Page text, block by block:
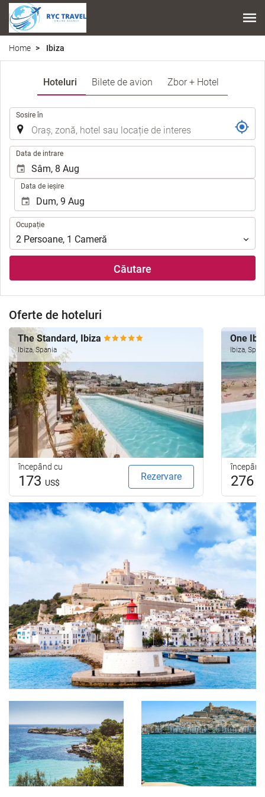
Home Ibiza
Hoteluri Bilete de avion Zbor + Hotel
Sosire în
Data de intrare
Data de ieșire
Ocupație
Ocupație
2 Persoane, 1 Cameră
Căutare
Oferte de hoteluri
The Standard, Ibiza
Ibiza, Spania
începând cu
173 US$
Rezervare
One
Ibiza,
276